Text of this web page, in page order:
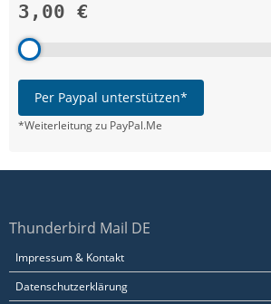
3,00 €
Per Paypal unterstützen*
*Weiterleitung zu PayPal.Me
Thunderbird Mail DE
Impressum & Kontakt
Datenschutzerklärung